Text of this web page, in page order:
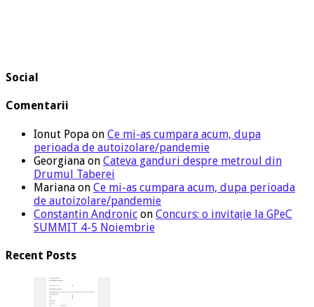
Social
Comentarii
Ionut Popa on Ce mi-as cumpara acum, dupa
perioada de autoizolare/pandemie
Georgiana on Cateva ganduri despre metroul din
Drumul Taberei
Mariana on Ce mi-as cumpara acum, dupa perioada
de autoizolare/pandemie
Constantin Andronic on Concurs: o invitație la GPeC
SUMMIT 4-5 Noiembrie
Recent Posts